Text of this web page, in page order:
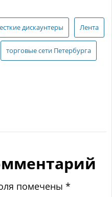
дискаунтеры Лента
торговые сети Петербурга
помечены *